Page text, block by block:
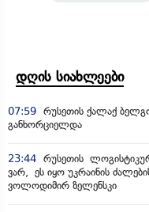
დღის სიახლეები
07:59 რუსეთის ქალაქ
განხორციელდა
23:44 რუსეთის
ვარ, ეს იყო უკრაინის
ვოლოდიმირ ზელენსკი